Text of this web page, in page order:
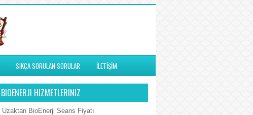
SIKÇA SORULAN SORULAR İLETİŞİM
BIOENERJI HIZMETLERINIZ
Uzaktan BioEnerji Seans Fiyatı